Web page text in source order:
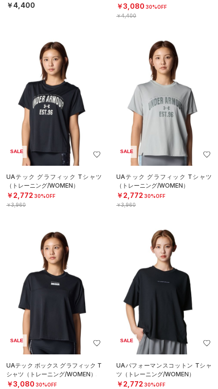
￥4,400
OMEN）
￥3,080 30%OFF
￥4,400
SALE
UAテック グラフィック Tシャツ
（トレーニング/WOMEN）
￥2,772 30%OFF
￥3,960
SALE
UAテック グラフィック Tシャツ
（トレーニング/WOMEN）
￥2,772 30%OFF
￥3,960
SALE
UAテック ボックス グラフィック T
シャツ（トレーニング/WOMEN）
￥3,080 30%OFF
SALE
UAパフォーマンスコットン Tシャ
ツ（トレーニング/WOMEN）
￥2,772 30%OFF